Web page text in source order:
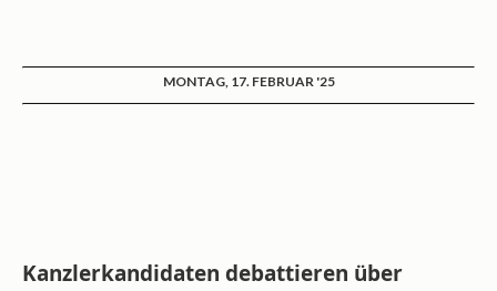
MONTAG, 17. FEBRUAR '25
Kanzlerkandidaten debattieren über